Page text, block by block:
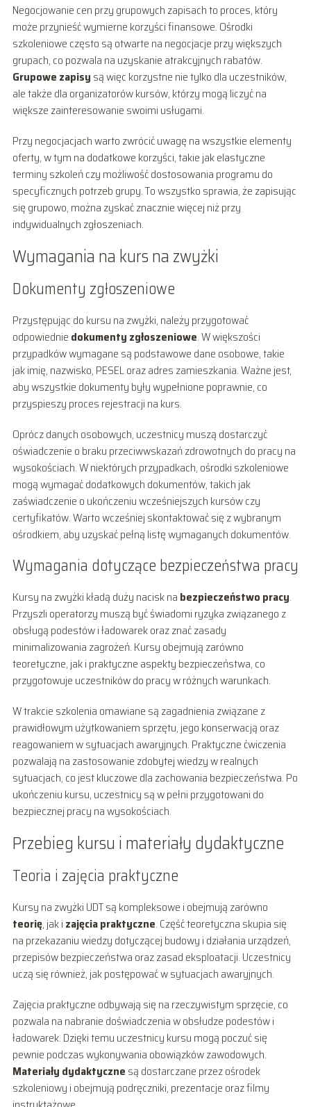
Negocjowanie cen przy grupowych zapisach to proces, który
może przynieść wymierne korzyści finansowe. Ośrodki
szkoleniowe często są otwarte na negocjacje przy większych
grupach, co pozwala na uzyskanie atrakcyjnych rabatów.
Grupowe zapisy są więc korzystne nie tylko dla uczestników,
ale także dla organizatorów kursów, którzy mogą liczyć na
większe zainteresowanie swoimi usługami.
Przy negocjacjach warto zwrócić uwagę na wszystkie elementy
oferty, w tym na dodatkowe korzyści, takie jak elastyczne
terminy szkoleń czy możliwość dostosowania programu do
specyficznych potrzeb grupy. To wszystko sprawia, że zapisując
się grupowo, można zyskać znacznie więcej niż przy
indywidualnych zgłoszeniach.
Wymagania na kurs na zwyżki
Dokumenty zgłoszeniowe
Przystępując do kursu na zwyżki, należy przygotować
odpowiednie dokumenty zgłoszeniowe. W większości
przypadków wymagane są podstawowe dane osobowe, takie
jak imię, nazwisko, PESEL oraz adres zamieszkania. Ważne jest,
aby wszystkie dokumenty były wypełnione poprawnie, co
przyspieszy proces rejestracji na kurs.
Oprócz danych osobowych, uczestnicy muszą dostarczyć
oświadczenie o braku przeciwwskazań zdrowotnych do pracy na
wysokościach. W niektórych przypadkach, ośrodki szkoleniowe
mogą wymagać dodatkowych dokumentów, takich jak
zaświadczenie o ukończeniu wcześniejszych kursów czy
certyfikatów. Warto wcześniej skontaktować się z wybranym
ośrodkiem, aby uzyskać pełną listę wymaganych dokumentów.
Wymagania dotyczące bezpieczeństwa pracy
Kursy na zwyżki kładą duży nacisk na bezpieczeństwo pracy.
Przyszli operatorzy muszą być świadomi ryzyka związanego z
obsługą podestów i ładowarek oraz znać zasady
minimalizowania zagrożeń. Kursy obejmują zarówno
teoretyczne, jak i praktyczne aspekty bezpieczeństwa, co
przygotowuje uczestników do pracy w różnych warunkach.
W trakcie szkolenia omawiane są zagadnienia związane z
prawidłowym użytkowaniem sprzętu, jego konserwacją oraz
reagowaniem w sytuacjach awaryjnych. Praktyczne ćwiczenia
pozwalają na zastosowanie zdobytej wiedzy w realnych
sytuacjach, co jest kluczowe dla zachowania bezpieczeństwa. Po
ukończeniu kursu, uczestnicy są w pełni przygotowani do
bezpiecznej pracy na wysokościach.
Przebieg kursu i materiały dydaktyczne
Teoria i zajęcia praktyczne
Kursy na zwyżki UDT są kompleksowe i obejmują zarówno
teorię, jak i zajęcia praktyczne. Część teoretyczna skupia się
na przekazaniu wiedzy dotyczącej budowy i działania urządzeń,
przepisów bezpieczeństwa oraz zasad eksploatacji. Uczestnicy
uczą się również, jak postępować w sytuacjach awaryjnych.
Zajęcia praktyczne odbywają się na rzeczywistym sprzęcie, co
pozwala na nabranie doświadczenia w obsłudze podestów i
ładowarek. Dzięki temu uczestnicy kursu mogą poczuć się
pewnie podczas wykonywania obowiązków zawodowych.
Materiały dydaktyczne są dostarczane przez ośrodek
szkoleniowy i obejmują podręczniki, prezentacje oraz filmy